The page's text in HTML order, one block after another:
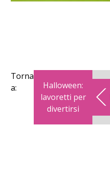
Torna
a:
Halloween:
lavoretti per
divertirsi